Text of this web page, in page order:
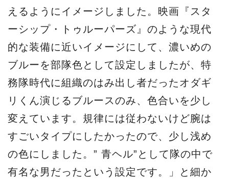
えるようにイメージしました。映画『スタ
ーシップ・トゥルーパーズ』のような現代
的な装備に近いイメージにして、濃いめの
ブルーを部隊色として設定しましたが、特
務隊時代に組織のはみ出し者だったオダギ
リくん演じるブルースのみ、色合いを少し
変えています。規律には従わないけど腕は
すごいタイプにしたかったので、少し浅め
の色にしました。” 青ヘル”として隊の中で
有名な男だったという設定です。」と細か